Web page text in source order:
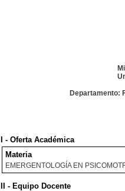
Departamento:
I - Oferta Académica
Materia
EMERGENTOLOGÍA EN
II - Equipo Docente